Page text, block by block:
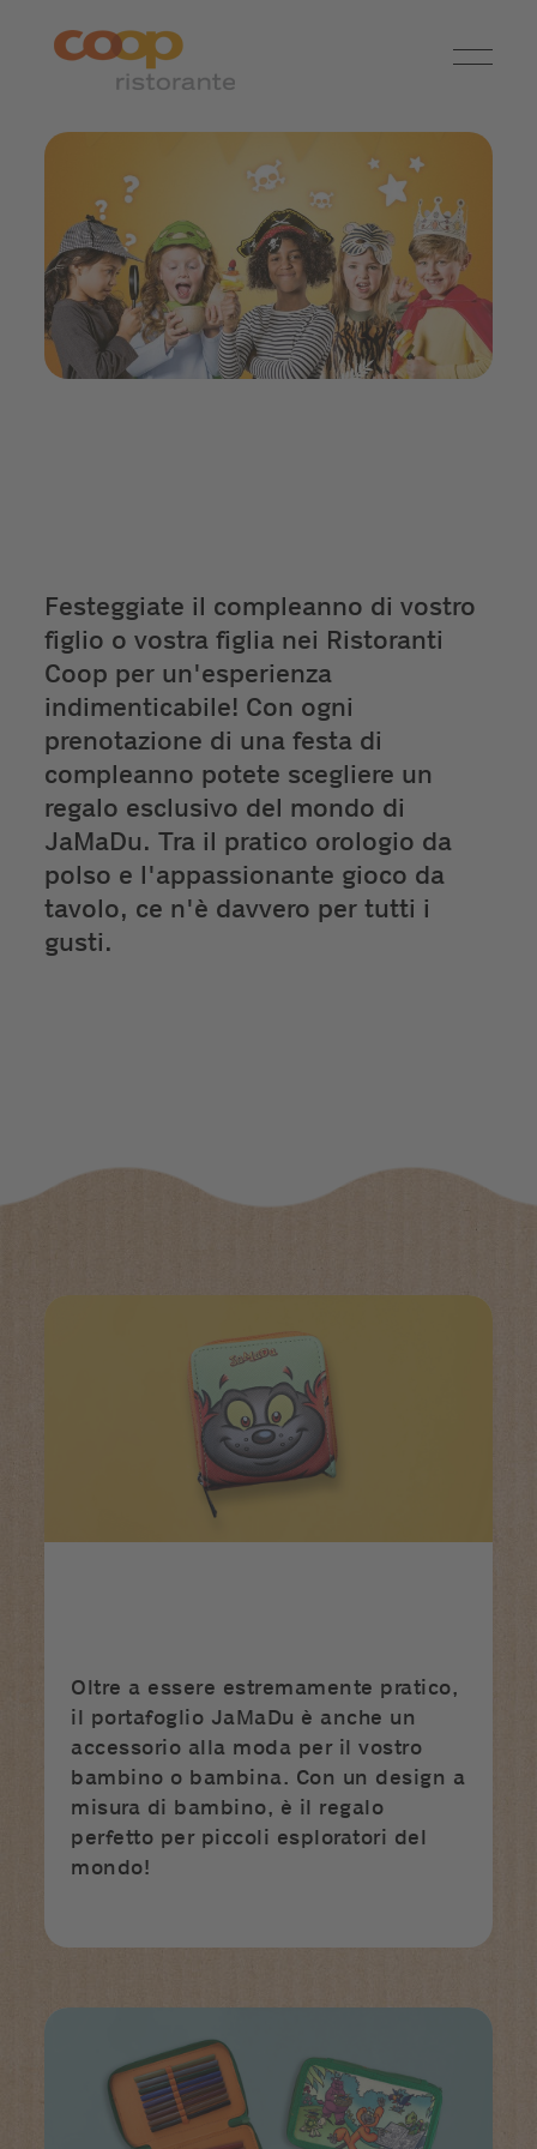
Festeggiate il compleanno di vostro
figlio o vostra figlia nei Ristoranti
Coop per un'esperienza
indimenticabile! Con ogni
prenotazione di una festa di
compleanno potete scegliere un
regalo esclusivo del mondo di
JaMaDu. Tra il pratico orologio da
polso e l'appassionante gioco da
tavolo, ce n'è davvero per tutti i
gusti.
Oltre a essere estremamente pratico,
il portafoglio JaMaDu è anche un
accessorio alla moda per il vostro
bambino o bambina. Con un design a
misura di bambino, è il regalo
perfetto per piccoli esploratori del
mondo!